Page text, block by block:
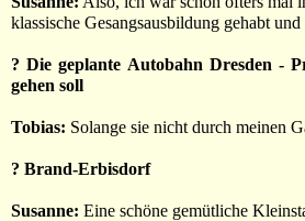
klassische Gesangsausbildung gehabt
? Die geplante Autobahn Dresden -
gehen soll
Tobias: Solange sie nicht durch meinen
? Brand-Erbisdorf
Susanne: Eine schöne gemütliche